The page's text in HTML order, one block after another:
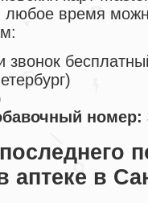
любое время
звонок
номер:
аптеке в